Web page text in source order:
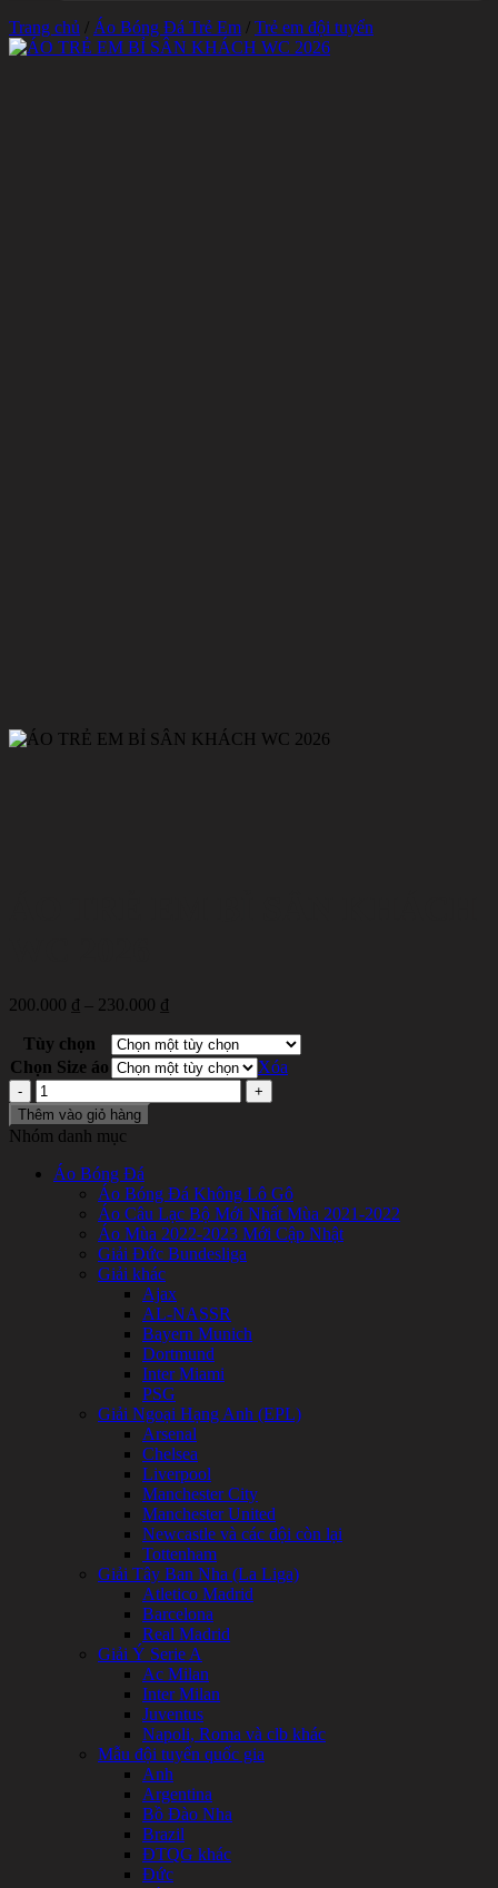
Trang chủ / Áo Bóng Đá Trẻ Em / Trẻ em đội tuyển
200.000 ₫ – 230.000 ₫
từ
200.000 ₫
đến
230.000 ₫
Tùy chọn
Chọn Size áo
Xóa
ÁO
TRẺ
EM
BỈ
SÂN
KHÁCH
Thêm vào giỏ hàng
Nhóm danh mục
Áo Bóng Đá
Áo Bóng Đá Không Lô Gô
Áo Câu Lạc Bộ Mới Nhất Mùa 2021-2022
Áo Mùa 2022-2023 Mới Cập Nhật
Giải Đức Bundesliga
Giải khác
Ajax
AL-NASSR
Bayern Munich
Dortmund
Inter Miami
PSG
Giải Ngoại Hạng Anh (EPL)
Arsenal
Chelsea
Liverpool
Manchester City
Manchester United
Newcastle và các đội còn lại
Tottenham
Giải Tây Ban Nha (La Liga)
Atletico Madrid
Barcelona
Real Madrid
Giải Ý Serie A
Ac Milan
Inter Milan
Juventus
Napoli, Roma và clb khác
Mẫu đội tuyển quốc gia
Anh
Argentina
Bồ Đào Nha
Brazil
ĐTQG khác
Đức